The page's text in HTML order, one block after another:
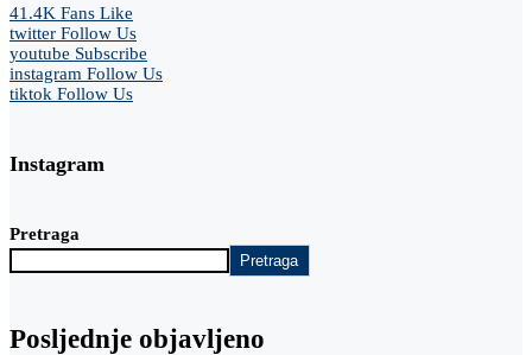
41.4K Fans Like
twitter Follow Us
youtube Subscribe
instagram Follow Us
tiktok Follow Us
Instagram
Pretraga
Pretraga
Posljednje objavljeno